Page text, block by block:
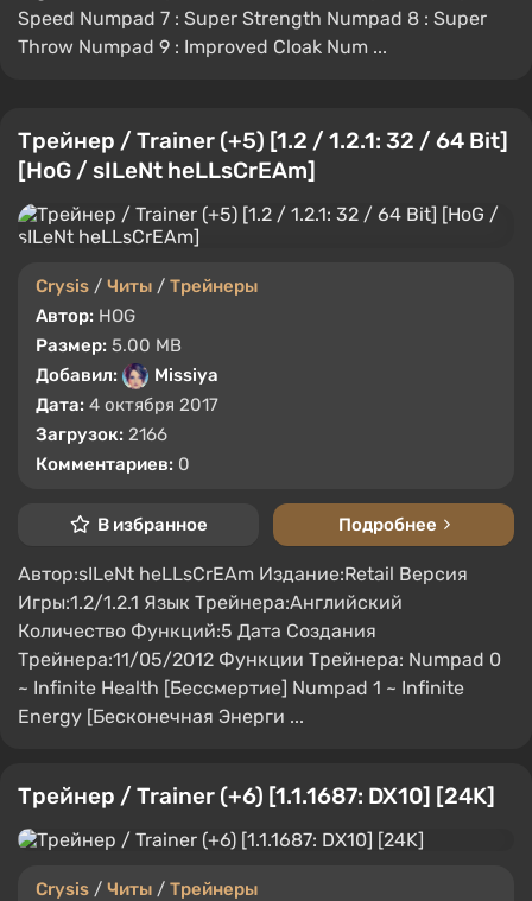
Speed Numpad 7 : Super Strength Numpad 8 : Super
Throw Numpad 9 : Improved Cloak Num ...
Трейнер / Trainer (+5) [1.2 / 1.2.1: 32 / 64 Bit]
[HoG / sILeNt heLLsCrEAm]
Crysis / Читы / Трейнеры
Автор: HOG
Размер: 5.00 MB
Добавил:
Missiya
Дата: 4 октября 2017
Загрузок: 2166
Комментариев: 0
В избранное Подробнее
Автор:sILeNt heLLsCrEAm Издание:Retail Версия
Игры:1.2/1.2.1 Язык Трейнера:Английский
Количество Функций:5 Дата Создания
Трейнера:11/05/2012 Функции Трейнера: Numpad 0
~ Infinite Health [Бессмертие] Numpad 1 ~ Infinite
Energy [Бесконечная Энерги ...
Трейнер / Trainer (+6) [1.1.1687: DX10] [24K]
Crysis / Читы / Трейнеры